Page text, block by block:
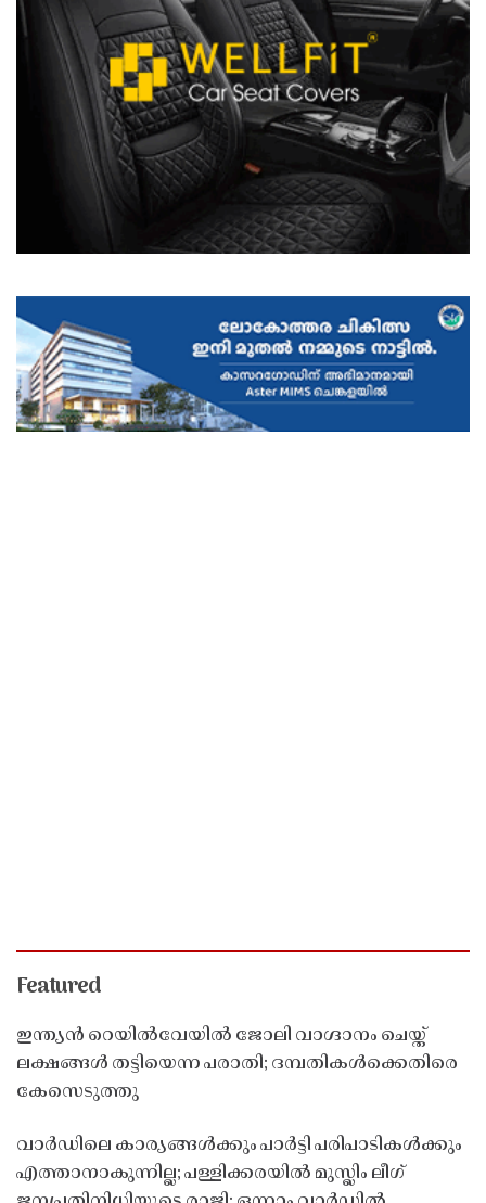
Featured
ഇന്ത്യൻ റെയിൽവേയിൽ ജോലി വാഗ്ദാനം ചെയ്ത്
ലക്ഷങ്ങൾ തട്ടിയെന്ന പരാതി; ദമ്പതികൾക്കെതിരെ
കേസെടുത്തു
വാർഡിലെ കാര്യങ്ങൾക്കും പാർട്ടി പരിപാടികൾക്കും
എത്താനാകുന്നില്ല; പള്ളിക്കരയിൽ മുസ്ലിം ലീഗ്